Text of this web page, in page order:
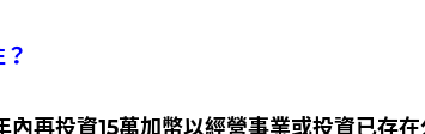
再投資15萬加幣以經營事業或投資已存